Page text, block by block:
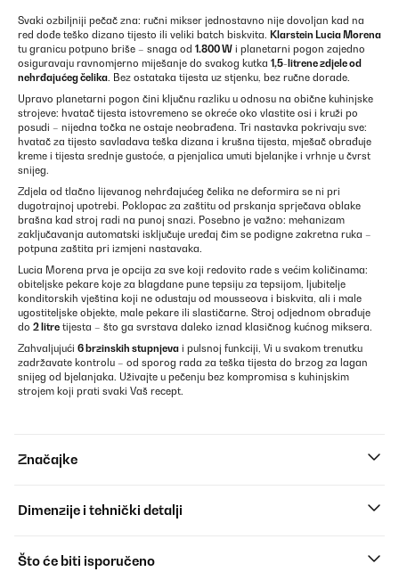
Svaki ozbiljniji pečač zna: ručni mikser jednostavno nije dovoljan kad na
red dođe teško dizano tijesto ili veliki batch biskvita. Klarstein Lucia Morena
tu granicu potpuno briše – snaga od 1.800 W i planetarni pogon zajedno
osiguravaju ravnomjerno miješanje do svakog kutka 1,5-litrene zdjele od
nehrđajućeg čelika. Bez ostataka tijesta uz stjenku, bez ručne dorade.
Upravo planetarni pogon čini ključnu razliku u odnosu na obične kuhinjske
strojeve: hvatač tijesta istovremeno se okreće oko vlastite osi i kruži po
posudi – nijedna točka ne ostaje neobrađena. Tri nastavka pokrivaju sve:
hvatač za tijesto savladava teška dizana i krušna tijesta, mješač obrađuje
kreme i tijesta srednje gustoće, a pjenjalica umuti bjelanjke i vrhnje u čvrst
snijeg.
Zdjela od tlačno lijevanog nehrđajućeg čelika ne deformira se ni pri
dugotrajnoj upotrebi. Poklopac za zaštitu od prskanja sprječava oblake
brašna kad stroj radi na punoj snazi. Posebno je važno: mehanizam
zaključavanja automatski isključuje uređaj čim se podigne zakretna ruka –
potpuna zaštita pri izmjeni nastavaka.
Lucia Morena prva je opcija za sve koji redovito rade s većim količinama:
obiteljske pekare koje za blagdane pune tepsiju za tepsijom, ljubitelje
konditorskih vještina koji ne odustaju od mousseova i biskvita, ali i male
ugostiteljske objekte, male pekare ili slastičarne. Stroj odjednom obrađuje
do 2 litre tijesta – što ga svrstava daleko iznad klasičnog kućnog miksera.
Zahvaljujući 6 brzinskih stupnjeva i pulsnoj funkciji, Vi u svakom trenutku
zadržavate kontrolu – od sporog rada za teška tijesta do brzog za lagan
snijeg od bjelanjaka. Uživajte u pečenju bez kompromisa s kuhinjskim
strojem koji prati svaki Vaš recept.
Značajke
Dimenzije i tehnički detalji
Što će biti isporučeno